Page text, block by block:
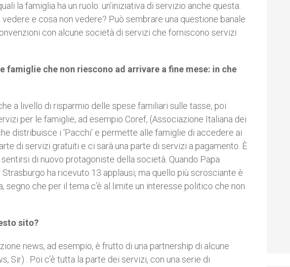
la famiglia ha un ruolo: un’iniziativa di servizio anche questa:
e cosa non vedere? Può sembrare una questione banale
con alcune società di servizi che forniscono servizi
che non riescono ad arrivare a fine mese: in che
a livello di risparmio delle spese familiari sulle tasse, poi
per le famiglie, ad esempio Coref, (Associazione Italiana dei
distribuisce i ‘Pacchi’ e permette alle famiglie di accedere ai
di servizi gratuiti e ci sarà una parte di servizi a pagamento. È
di nuovo protagoniste della società. Quando Papa
ha ricevuto 13 applausi, ma quello più scrosciante è
che per il tema c’è al limite un interesse politico che non
sito?
news, ad esempio, è frutto di una partnership di alcune
Sir) . Poi c’è tutta la parte dei servizi, con una serie di